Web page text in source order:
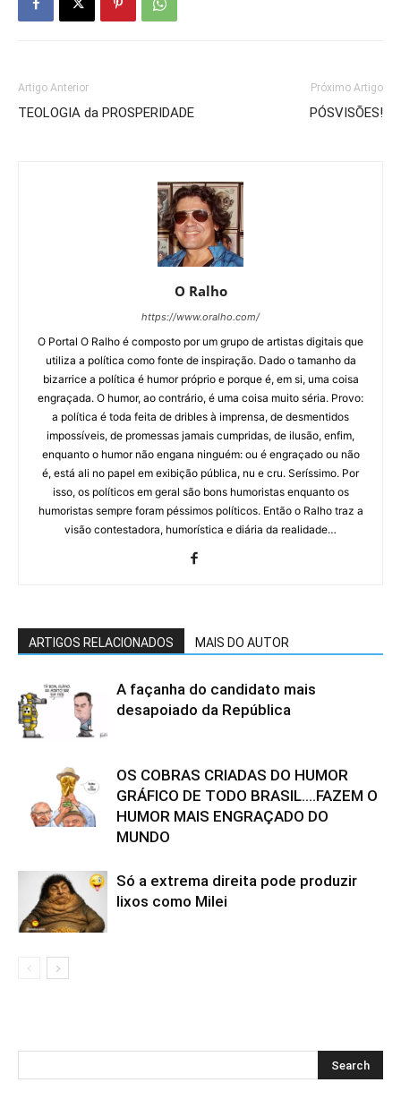
Artigo Anterior
TEOLOGIA da PROSPERIDADE
Próximo Artigo
PÓSVISÕES!
O Ralho
https://www.oralho.com/
O Portal O Ralho é composto por um grupo de artistas digitais que
utiliza a política como fonte de inspiração. Dado o tamanho da
bizarrice a política é humor próprio e porque é, em si, uma coisa
engraçada. O humor, ao contrário, é uma coisa muito séria. Provo:
a política é toda feita de dribles à imprensa, de desmentidos
impossíveis, de promessas jamais cumpridas, de ilusão, enfim,
enquanto o humor não engana ninguém: ou é engraçado ou não
é, está ali no papel em exibição pública, nu e cru. Seríssimo. Por
isso, os políticos em geral são bons humoristas enquanto os
humoristas sempre foram péssimos políticos. Então o Ralho traz a
visão contestadora, humorística e diária da realidade…
ARTIGOS RELACIONADOS MAIS DO AUTOR
A façanha do candidato mais
desapoiado da República
OS COBRAS CRIADAS DO HUMOR
GRÁFICO DE TODO BRASIL….FAZEM O
HUMOR MAIS ENGRAÇADO DO
MUNDO
Só a extrema direita pode produzir
lixos como Milei